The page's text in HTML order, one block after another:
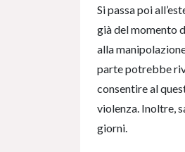
Si passa poi
già del momento
alla
parte potrebbe
consentire al
violenza. Inoltre,
giorni.